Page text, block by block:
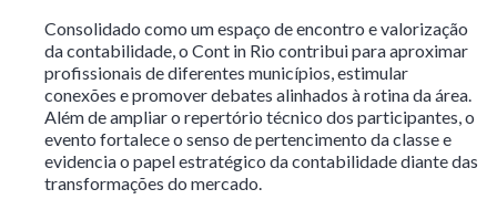
Consolidado como um espaço de encontro e valorização
da contabilidade, o Cont in Rio contribui para aproximar
profissionais de diferentes municípios, estimular
conexões e promover debates alinhados à rotina da área.
Além de ampliar o repertório técnico dos participantes, o
evento fortalece o senso de pertencimento da classe e
evidencia o papel estratégico da contabilidade diante das
transformações do mercado.